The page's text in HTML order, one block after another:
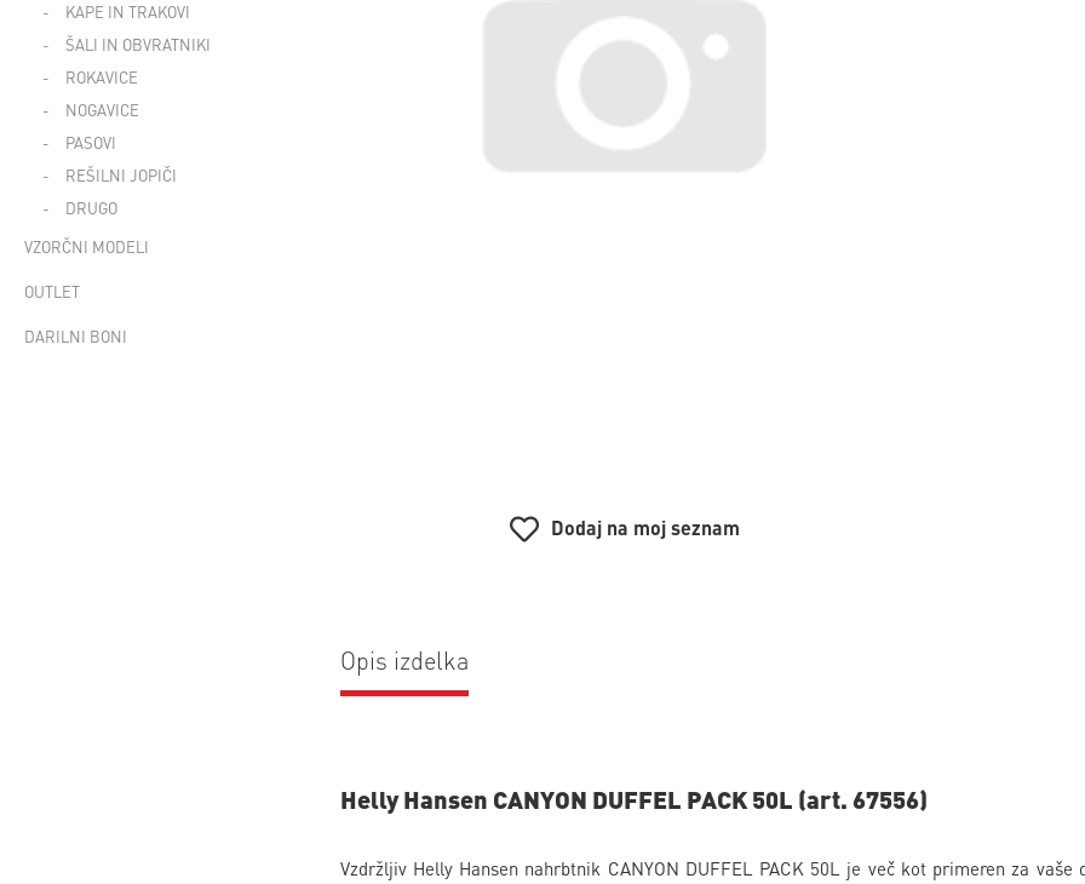
KAPE IN TRAKOVI
ŠALI IN OBVRATNIKI
ROKAVICE
NOGAVICE
PASOVI
REŠILNI JOPIČI
DRUGO
VZORČNI MODELI
OUTLET
DARILNI BONI
Dodaj na moj seznam
Opis izdelka
Helly Hansen CANYON DUFFEL PACK 50L (art. 67556)
Vzdržljiv Helly Hansen nahrbtnik CANYON DUFFEL PACK 50L je več kot primeren za